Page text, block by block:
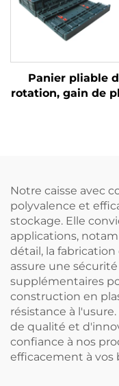
Panier pliable
rotation, gain de
Notre caisse avec
polyvalence et
stockage. Elle
applications,
détail, la
assure une
supplémentaires
construction en
résistance à
de qualité et
confiance à nos
efficacement à vos